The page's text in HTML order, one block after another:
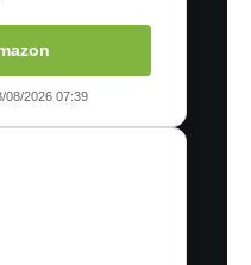
08/2026 07:39